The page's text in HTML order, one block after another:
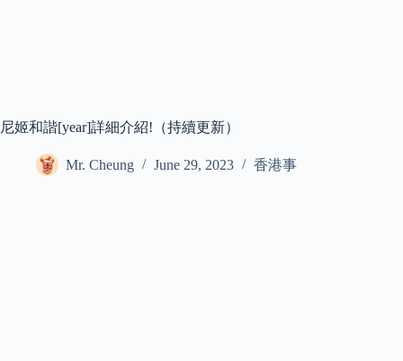
尼姬和諧[year]詳細介紹!（持續更新）
Mr. Cheung June 29, 2023 香港事